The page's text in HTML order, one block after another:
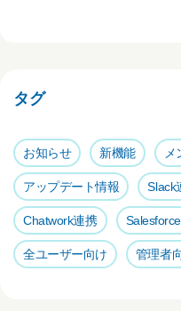
b
o
k
タグ
お知らせ 新機能
アップデート情報 Slack
Chatwork連携
全ユーザー向け 管理者